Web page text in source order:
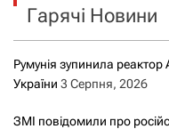
Гарячі Новини
Румунія зупинила реактор
України 3 Серпня, 2026
ЗМІ повідомили про